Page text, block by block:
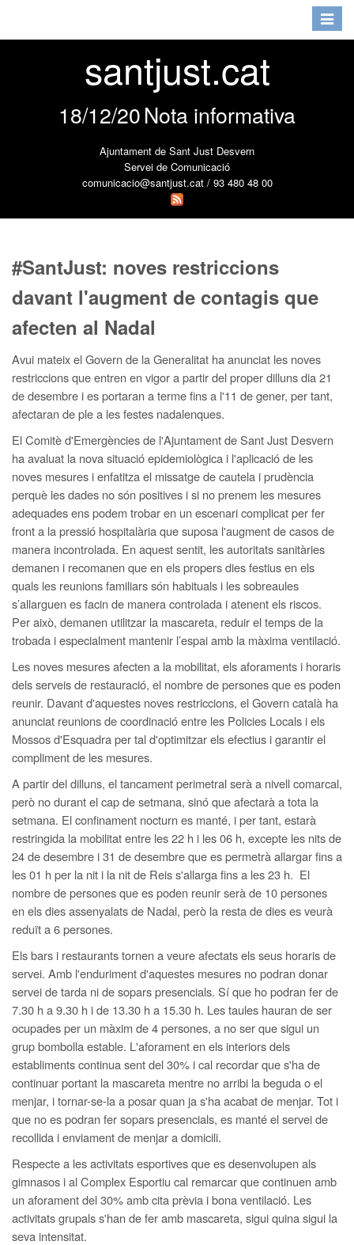
Toggle
santjust.cat
18/12/20Nota informativa
Ajuntament de Sant Just Desvern
Servei de Comunicació
comunicacio@santjust.cat / 93 480 48 00
#SantJust: noves restriccions
davant l'augment de contagis que
afecten al Nadal
Avui mateix el Govern de la Generalitat ha anunciat les noves
restriccions que entren en vigor a partir del proper dilluns dia 21
de desembre i es portaran a terme fins a l'11 de gener, per tant,
afectaran de ple a les festes nadalenques.
El Comitè d'Emergències de l'Ajuntament de Sant Just Desvern
ha avaluat la nova situació epidemiològica i l'aplicació de les
noves mesures i enfatitza el missatge de cautela i prudència
perquè les dades no són positives i si no prenem les mesures
adequades ens podem trobar en un escenari complicat per fer
front a la pressió hospitalària que suposa l'augment de casos de
manera incontrolada. En aquest sentit, les autoritats sanitàries
demanen i recomanen que en els propers dies festius en els
quals les reunions familiars són habituals i les sobreaules
s’allarguen es facin de manera controlada i atenent els riscos.
Per això, demanen utilitzar la mascareta, reduir el temps de la
trobada i especialment mantenir l’espai amb la màxima ventilació.
Les noves mesures afecten a la mobilitat, els aforaments i horaris
dels serveis de restauració, el nombre de persones que es poden
reunir. Davant d'aquestes noves restriccions, el Govern català ha
anunciat reunions de coordinació entre les Policies Locals i els
Mossos d'Esquadra per tal d'optimitzar els efectius i garantir el
compliment de les mesures.
A partir del dilluns, el tancament perimetral serà a nivell comarcal,
però no durant el cap de setmana, sinó que afectarà a tota la
setmana. El confinament nocturn es manté, i per tant, estarà
restringida la mobilitat entre les 22 h i les 06 h, excepte les nits de
24 de desembre i 31 de desembre que es permetrà allargar fins a
les 01 h per la nit i la nit de Reis s'allarga fins a les 23 h. El
nombre de persones que es poden reunir serà de 10 persones
en els dies assenyalats de Nadal, però la resta de dies es veurà
reduït a 6 persones.
Els bars i restaurants tornen a veure afectats els seus horaris de
servei. Amb l'enduriment d'aquestes mesures no podran donar
servei de tarda ni de sopars presencials. Sí que ho podran fer de
7.30 h a 9.30 h i de 13.30 h a 15.30 h. Les taules hauran de ser
ocupades per un màxim de 4 persones, a no ser que sigui un
grup bombolla estable. L'aforament en els interiors dels
establiments continua sent del 30% i cal recordar que s'ha de
continuar portant la mascareta mentre no arribi la beguda o el
menjar, i tornar-se-la a posar quan ja s'ha acabat de menjar. Tot i
que no es podran fer sopars presencials, es manté el servei de
recollida i enviament de menjar a domicili.
Respecte a les activitats esportives que es desenvolupen als
gimnasos i al Complex Esportiu cal remarcar que continuen amb
un aforament del 30% amb cita prèvia i bona ventilació. Les
activitats grupals s'han de fer amb mascareta, sigui quina sigui la
seva intensitat.